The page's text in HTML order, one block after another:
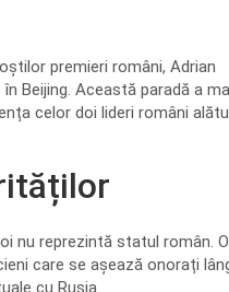
premieri români, Adrian
Beijing. Această paradă a
celor doi lideri români
nu reprezintă statul român.
care se așează onorați